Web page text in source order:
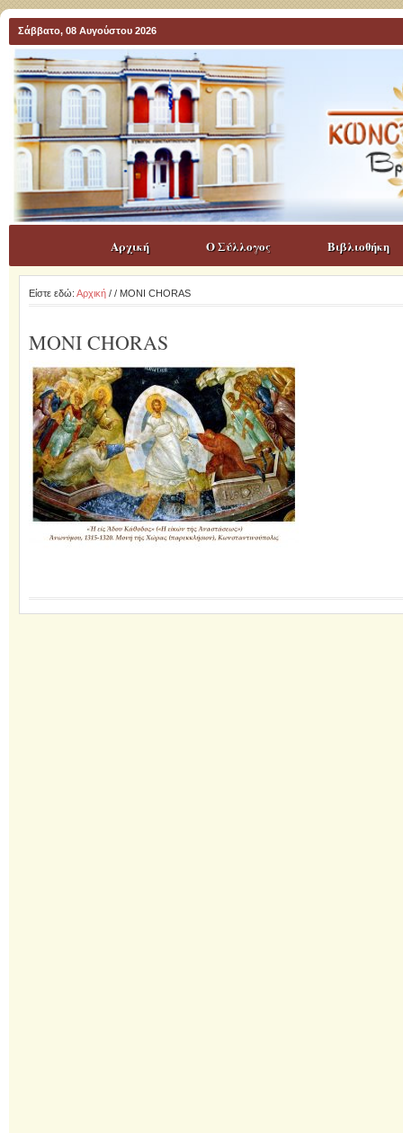
Σάββατο, 08 Αυγούστου 2026
Αρχική Ο Σύλλογος Βιβλιοθήκη
Είστε εδώ: Αρχική/ / MONI CHORAS
MONI CHORAS